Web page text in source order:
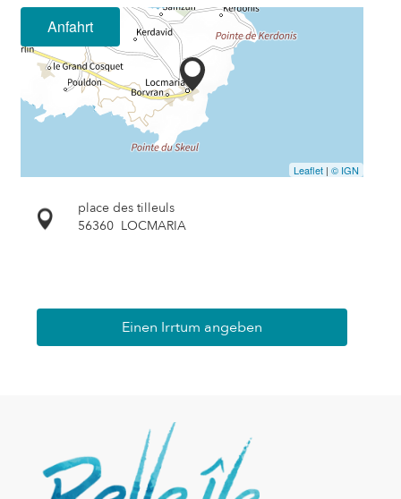
Anfahrt
Leaflet | © IGN
place des tilleuls
56360 LOCMARIA
Einen Irrtum angeben